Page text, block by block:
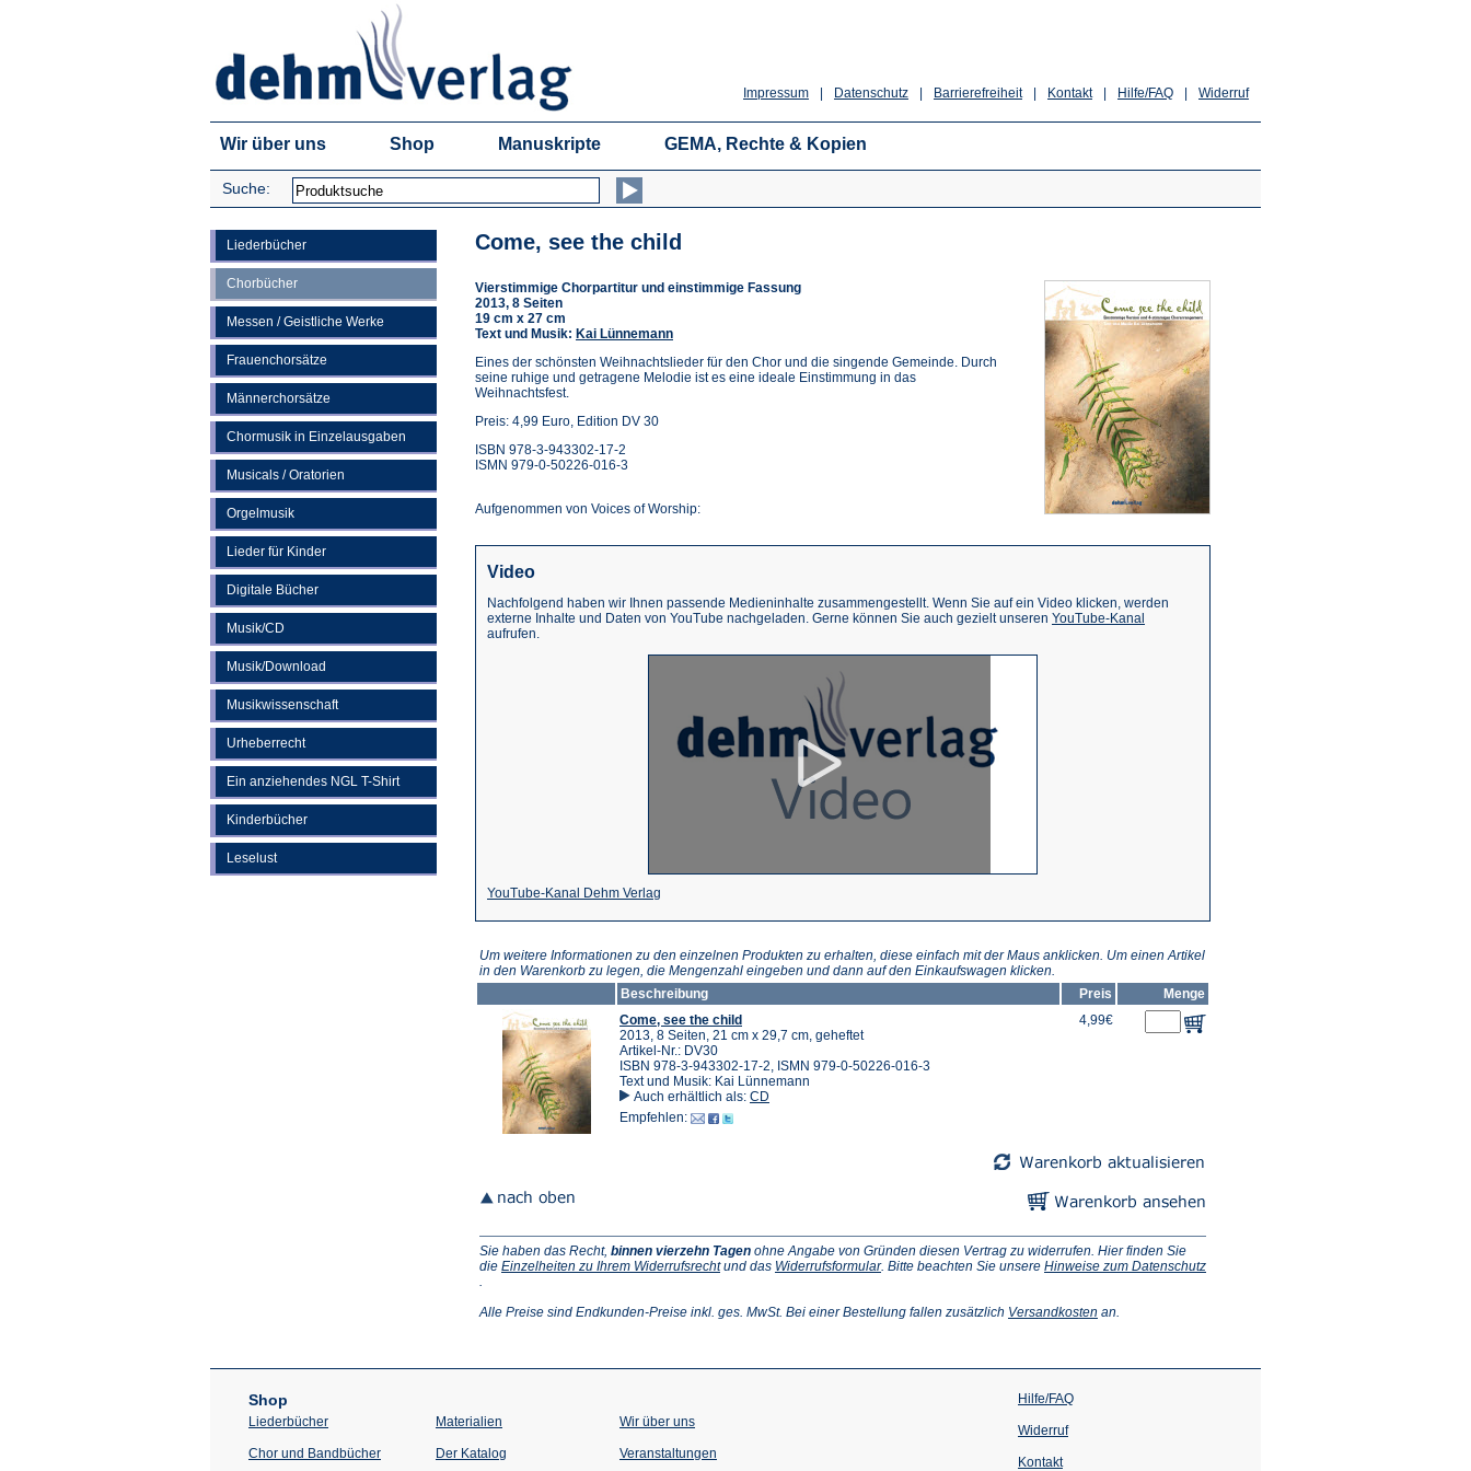
Widerruf
Hilfe/FAQ
Kontakt
Barrierefreiheit
Datenschutz
Impressum
Wir über uns Shop Manuskripte GEMA, Rechte & Kopien
Suche:
Liederbücher
Chorbücher
Messen / Geistliche Werke
Frauenchorsätze
Männerchorsätze
Chormusik in Einzelausgaben
Musicals / Oratorien
Orgelmusik
Lieder für Kinder
Digitale Bücher
Musik/CD
Musik/Download
Musikwissenschaft
Urheberrecht
Ein anziehendes NGL T-Shirt
Kinderbücher
Leselust
Come, see the child
Vierstimmige Chorpartitur und einstimmige Fassung
2013, 8 Seiten
19 cm x 27 cm
Text und Musik: Kai Lünnemann
Eines der schönsten Weihnachtslieder für den Chor und die singende Gemeinde. Durch
seine ruhige und getragene Melodie ist es eine ideale Einstimmung in das
Weihnachtsfest.
Preis: 4,99 Euro, Edition DV 30
ISBN 978-3-943302-17-2
ISMN 979-0-50226-016-3
Aufgenommen von Voices of Worship:
Video
Nachfolgend haben wir Ihnen passende Medieninhalte zusammengestellt. Wenn Sie auf ein Video klicken, werden
externe Inhalte und Daten von YouTube nachgeladen. Gerne können Sie auch gezielt unseren YouTube-Kanal
aufrufen.
YouTube-Kanal Dehm Verlag
in
einem
neuen
Tab)
Um weitere Informationen zu den einzelnen Produkten zu erhalten, diese einfach mit der Maus anklicken. Um einen Artikel
in den Warenkorb zu legen, die Mengenzahl eingeben und dann auf den Einkaufswagen klicken.
Beschreibung
Preis
Menge
Come, see the child
2013, 8 Seiten, 21 cm x 29,7 cm, geheftet
Artikel-Nr.: DV30
ISBN 978-3-943302-17-2, ISMN 979-0-50226-016-3
Text und Musik: Kai Lünnemann
Auch erhältlich als: CD
Empfehlen:
4,99€
Sie haben das Recht, binnen vierzehn Tagen ohne Angabe von Gründen diesen Vertrag zu widerrufen. Hier finden Sie
die Einzelheiten zu Ihrem Widerrufsrecht(Öffnet
neuen
und das Widerrufsformular(Öffnet
neuen
. Bitte beachten Sie unsere Hinweise zum Datenschutz
einem
.
Alle Preise sind Endkunden-Preise inkl. ges. MwSt. Bei einer Bestellung fallen zusätzlich Versandkosten (Öffnet
Tab)
an.
Shop
Liederbücher
Chor und Bandbücher
Materialien
Der Katalog
Wir über uns
Veranstaltungen
Hilfe/FAQ
Widerruf
Kontakt